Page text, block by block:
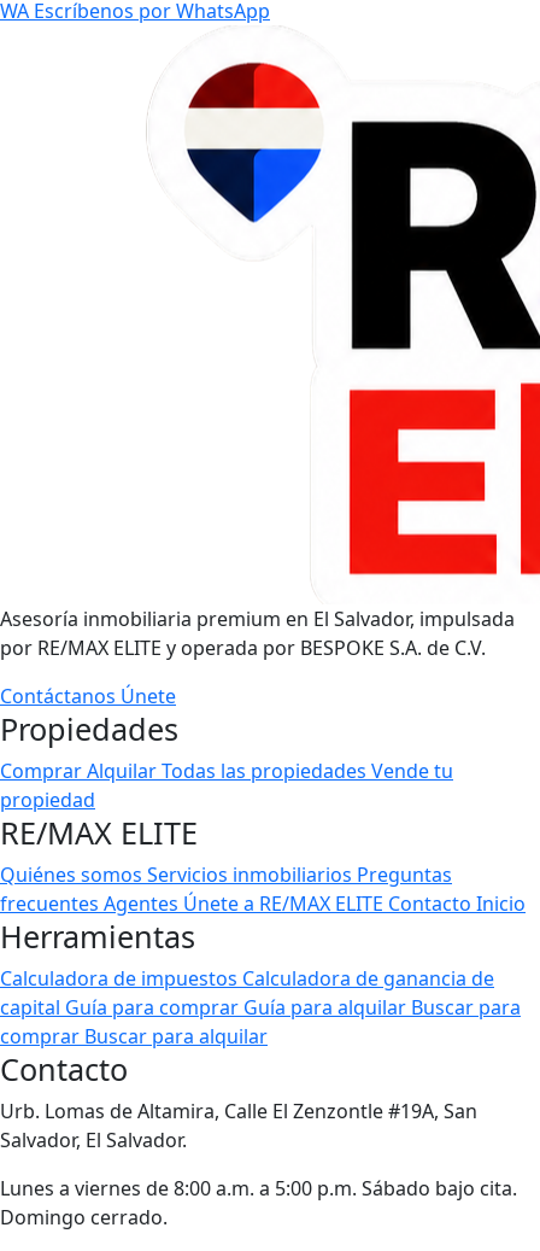
WA Escríbenos por WhatsApp
Asesoría inmobiliaria premium en El Salvador, impulsada
por RE/MAX ELITE y operada por BESPOKE S.A. de C.V.
Contáctanos Únete
Propiedades
ComprarAlquilarTodas las propiedades Vende tu
propiedad
RE/MAX ELITE
Quiénes somos Servicios inmobiliarios Preguntas
frecuentes Agentes Únete a RE/MAX ELITE Contacto Inicio
Herramientas
Calculadora de impuestos Calculadora de ganancia de
capital Guía para comprar Guía para alquilar Buscar para
comprar Buscar para alquilar
Contacto
Urb. Lomas de Altamira, Calle El Zenzontle #19A, San
Salvador, El Salvador.
Lunes a viernes de 8:00 a.m. a 5:00 p.m. Sábado bajo cita.
Domingo cerrado.